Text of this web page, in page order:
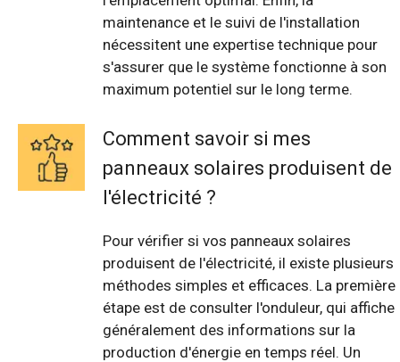
maintenance et le suivi de l'installation
nécessitent une expertise technique pour
s'assurer que le système fonctionne à son
maximum potentiel sur le long terme.
Comment savoir si mes
panneaux solaires produisent de
l'électricité ?
Pour vérifier si vos panneaux solaires
produisent de l'électricité, il existe plusieurs
méthodes simples et efficaces. La première
étape est de consulter l'onduleur, qui affiche
généralement des informations sur la
production d'énergie en temps réel. Un